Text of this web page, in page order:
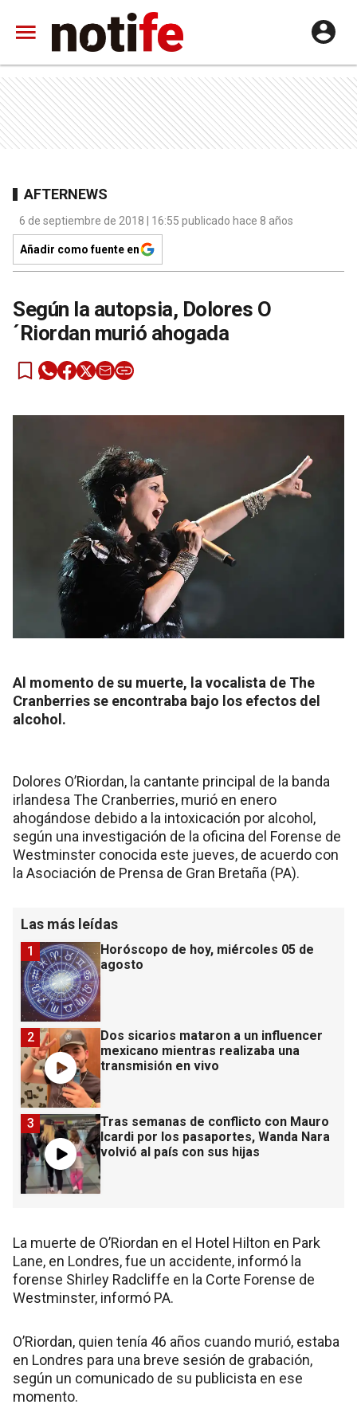
AFTERNEWS
6 de septiembre de 2018 | 16:55 publicado hace 8 años
Añadir como fuente en
Según la autopsia, Dolores O
´Riordan murió ahogada
Al momento de su muerte, la vocalista de The
Cranberries se encontraba bajo los efectos del
alcohol.
Dolores O’Riordan, la cantante principal de la banda
irlandesa The Cranberries, murió en enero
ahogándose debido a la intoxicación por alcohol,
según una investigación de la oficina del Forense de
Westminster conocida este jueves, de acuerdo con
la Asociación de Prensa de Gran Bretaña (PA).
Las más leídas
Horóscopo de hoy, miércoles 05 de
agosto
1
Dos sicarios mataron a un influencer
mexicano mientras realizaba una
transmisión en vivo
2
Tras semanas de conflicto con Mauro
Icardi por los pasaportes, Wanda Nara
volvió al país con sus hijas
3
La muerte de O’Riordan en el Hotel Hilton en Park
Lane, en Londres, fue un accidente, informó la
forense Shirley Radcliffe en la Corte Forense de
Westminster, informó PA.
O’Riordan, quien tenía 46 años cuando murió, estaba
en Londres para una breve sesión de grabación,
según un comunicado de su publicista en ese
momento.